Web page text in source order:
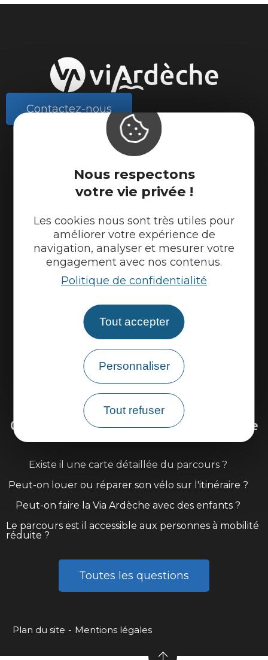
Nous respectons
votre vie privée !
Les cookies nous sont très utiles pour
améliorer votre expérience de
navigation, analyser et mesurer votre
engagement avec nos contenus.
Politique de confidentialité
Tout accepter
Personnaliser
Tout refuser
Contactez-nous
Actualités
Météo
Marque Accueil Vélo
Espace presse
Espace pro
Partenaires
Venir sur la Via Ardèche
Questions fréquentes sur la Via Ardèche
Existe il une carte détaillée du parcours ?
Peut-on louer ou réparer son vélo sur l'itinéraire ?
Peut-on faire la Via Ardèche avec des enfants ?
Le parcours est il accessible aux personnes à mobilité
réduite ?
Toutes les questions
Plan du site Mentions légales